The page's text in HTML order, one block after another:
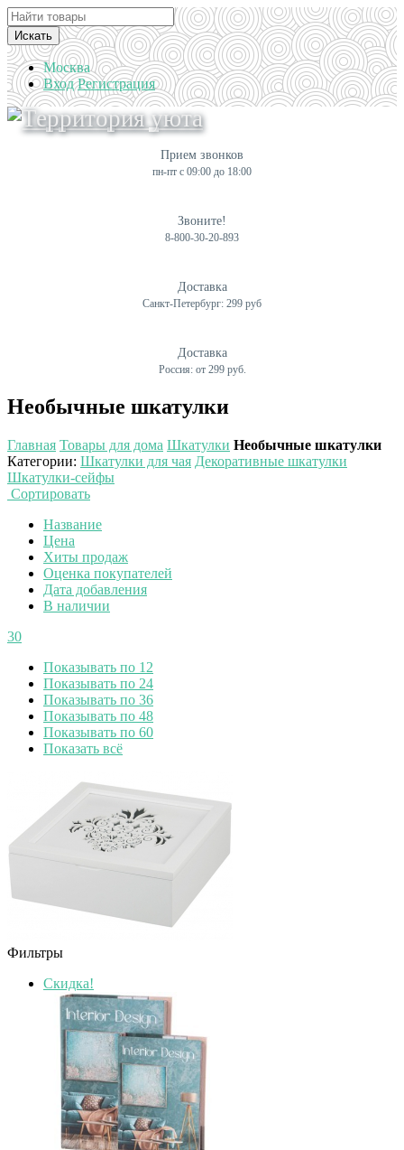
Искать
Москва
Вход Регистрация
Прием звонков
пн-пт с 09:00 до 18:00
Звоните!
8-800-30-20-893
Доставка
Санкт-Петербург: 299 руб
Доставка
Россия: от 299 руб.
Необычные шкатулки
Главная Товары для дома Шкатулки Необычные шкатулки
Категории: Шкатулки для чая Декоративные шкатулки
Шкатулки-сейфы
Сортировать
Название
Цена
Хиты продаж
Оценка покупателей
Дата добавления
В наличии
30
Показывать по 12
Показывать по 24
Показывать по 36
Показывать по 48
Показывать по 60
Показать всё
Фильтры
Скидка!